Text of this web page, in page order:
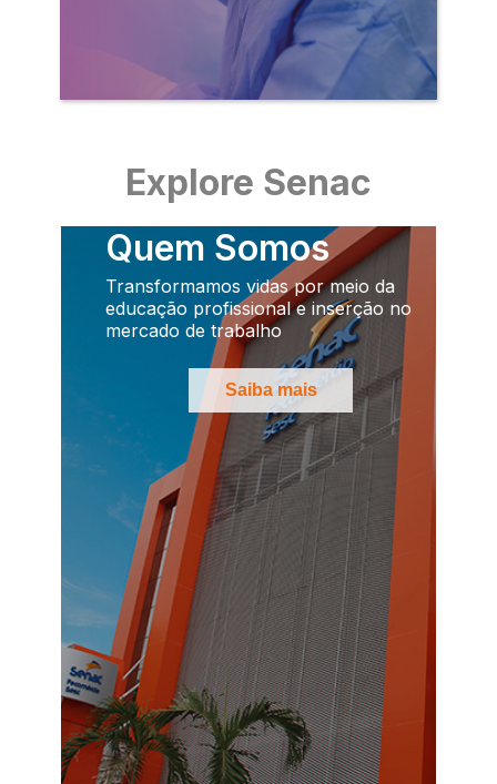
Explore Senac
Quem Somos
Transformamos vidas por meio da
educação profissional e inserção no
mercado de trabalho
Saiba mais